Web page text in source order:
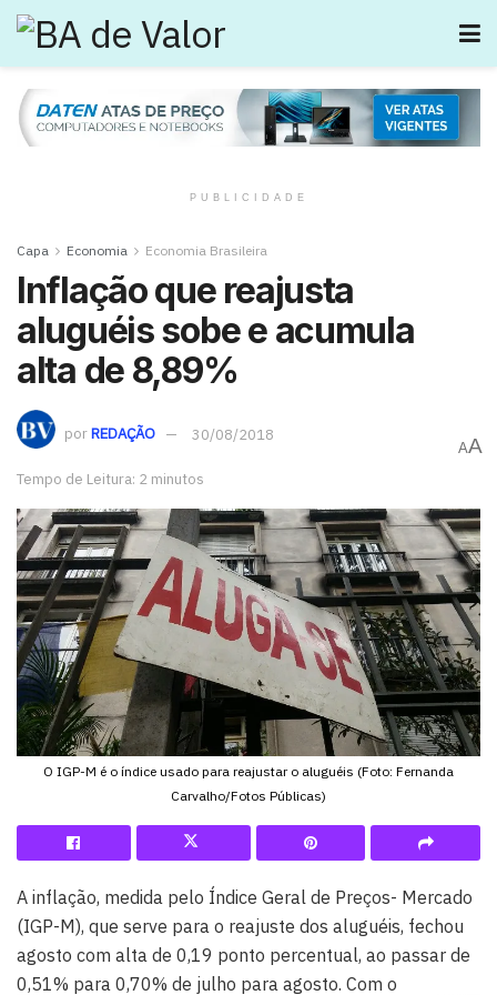
PUBLICIDADE
Capa Economia Economia Brasileira
Inflação que reajusta
aluguéis sobe e acumula
alta de 8,89%
porREDAÇÃO 30/08/2018
Tempo de Leitura: 2 minutos
AA
O IGP-M é o índice usado para reajustar o aluguéis (Foto: Fernanda
Carvalho/Fotos Públicas)
A inflação, medida pelo Índice Geral de Preços- Mercado
(IGP-M), que serve para o reajuste dos aluguéis, fechou
agosto com alta de 0,19 ponto percentual, ao passar de
0,51% para 0,70% de julho para agosto. Com o